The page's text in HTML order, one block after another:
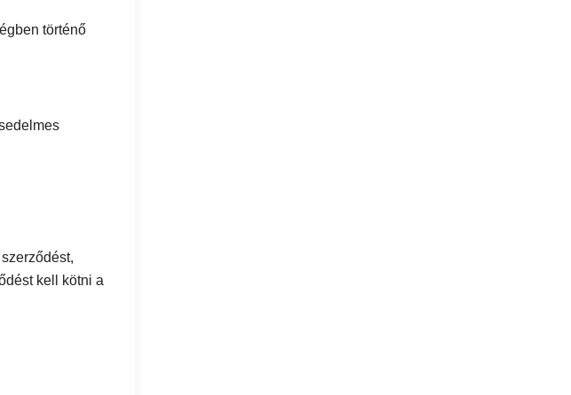
történő
kell kötni a